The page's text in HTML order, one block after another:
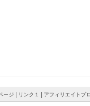
ージ | リンク１ | アフィリエイトプ